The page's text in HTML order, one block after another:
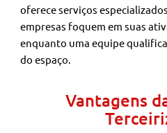
oferece serviços
empresas foquem em suas
enquanto uma equipe
do espaço.
Vantagens